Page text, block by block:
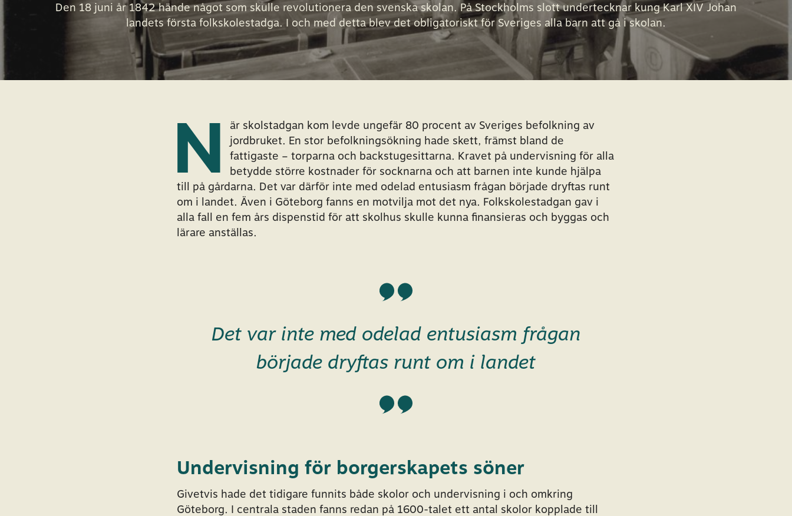
Den 18 juni år 1842 hände något som skulle revolutionera den svenska skolan. På Stockholms slott undertecknar kung Karl XIV Johan
landets första folkskolestadga. I och med detta blev det obligatoriskt för Sveriges alla barn att gå i skolan.
N
är skolstadgan kom levde ungefär 80 procent av Sveriges befolkning av
jordbruket. En stor befolkningsökning hade skett, främst bland de
fattigaste – torparna och backstugesittarna. Kravet på undervisning för alla
betydde större kostnader för socknarna och att barnen inte kunde hjälpa
till på gårdarna. Det var därför inte med odelad entusiasm frågan började dryftas runt
om i landet. Även i Göteborg fanns en motvilja mot det nya. Folkskolestadgan gav i
alla fall en fem års dispenstid för att skolhus skulle kunna finansieras och byggas och
lärare anställas.
Det var inte med odelad entusiasm frågan
började dryftas runt om i landet
Undervisning för borgerskapets söner
Givetvis hade det tidigare funnits både skolor och undervisning i och omkring
Göteborg. I centrala staden fanns redan på 1600-talet ett antal skolor kopplade till